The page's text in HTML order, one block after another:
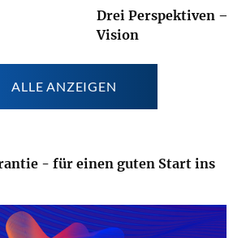
Drei Perspektiven –
Vision
ALLE ANZEIGEN
- für einen guten Start ins